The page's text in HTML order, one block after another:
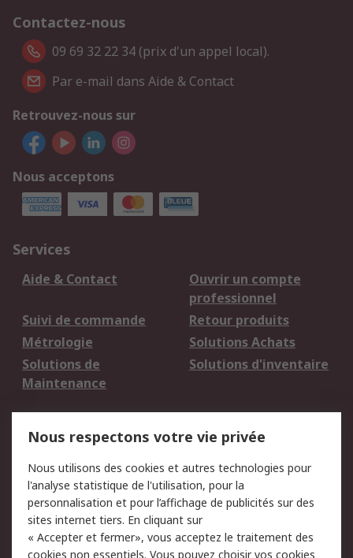
Contactez-nous
09 69 32 22 34 (prix d'un appel local).
Par e-mail dans Aide & Contact
Retrouvez-nous sur
Nous acceptons
Services
Aide & Contact
Ouvrir un compte
professionnel
Suivi de commande
Retour produits
Métrologie
Solutions Achats
Solutions de
Maintenance
Solutions d'inventaire
du site
Politique de protection
des données - Mise à
jour
Sécurité des E-mails
Conditions générales Politique anti-
Nous respectons votre vie privée
Nous utilisons des cookies et autres technologies pour
l'analyse statistique de l'utilisation, pour la
personnalisation et pour l’affichage de publicités sur des
sites internet tiers. En cliquant sur
« Accepter et fermer», vous acceptez le traitement des
cookies non essentiels. Vous pouvez choisir vos cookies